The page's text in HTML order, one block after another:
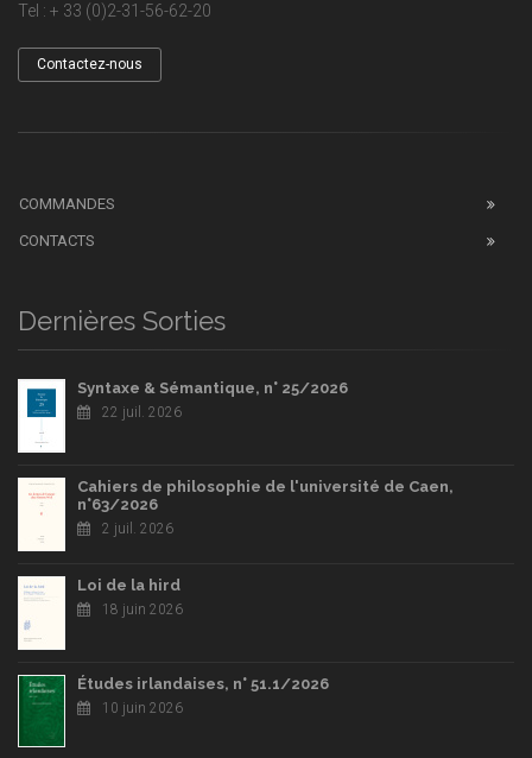
Tel : + 33 (0)2-31-56-62-20
Contactez-nous
COMMANDES
CONTACTS
Dernières Sorties
Syntaxe & Sémantique, n° 25/2026
22 juil. 2026
Cahiers de philosophie de l'université de Caen,
n°63/2026
2 juil. 2026
Loi de la hird
18 juin 2026
Études irlandaises, n° 51.1/2026
10 juin 2026